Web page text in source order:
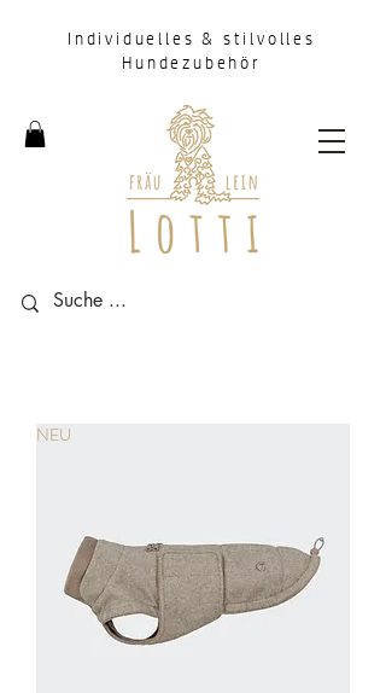
Individuelles & stilvolles
Hundezubehör
NEU